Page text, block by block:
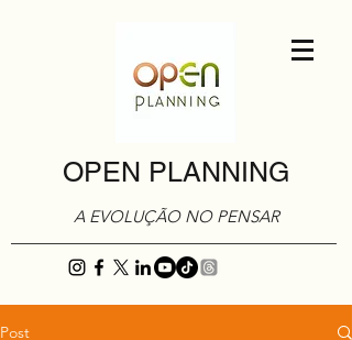
OPEN PLANNING
A EVOLUÇÃO NO PENSAR
Post